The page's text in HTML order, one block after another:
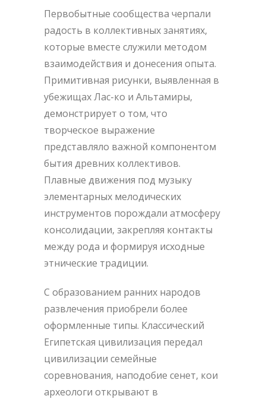
Первобытные сообщества черпали
радость в коллективных занятиях,
которые вместе служили методом
взаимодействия и донесения опыта.
Примитивная рисунки, выявленная в
убежищах Лас-ко и Альтамиры,
демонстрирует о том, что
творческое выражение
представляло важной компонентом
бытия древних коллективов.
Плавные движения под музыку
элементарных мелодических
инструментов порождали атмосферу
консолидации, закрепляя контакты
между рода и формируя исходные
этнические традиции.
С образованием ранних народов
развлечения приобрели более
оформленные типы. Классический
Египетская цивилизация передал
цивилизации семейные
соревнования, наподобие сенет, кои
археологи открывают в